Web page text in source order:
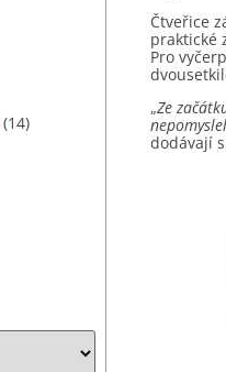
(14)
Čtveřice
praktické
Pro
„Ze
dodávají